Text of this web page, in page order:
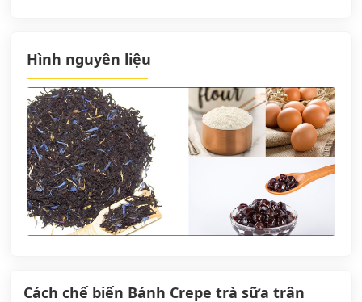
Hình nguyên liệu
Cách chế biến Bánh Crepe trà sữa trân